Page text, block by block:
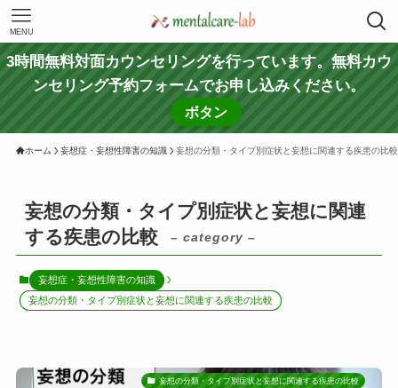
MENU
3時間無料対面カウンセリングを行っています。無料カウ
ンセリング予約フォームでお申し込みください。
ボタン
ホーム 妄想症・妄想性障害の知識 妄想の分類・タイプ別症状と妄想に関連する疾患の比較
妄想の分類・タイプ別症状と妄想に関連
する疾患の比較
– category –
妄想症・妄想性障害の知識
妄想の分類・タイプ別症状と妄想に関連する疾患の比較
妄想の分類・タイプ別症状と妄想に関連する疾患の比較